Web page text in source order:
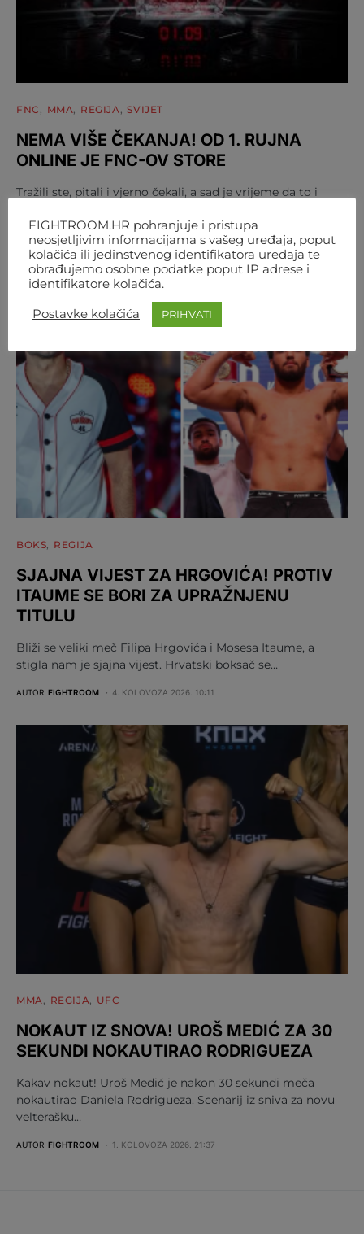
FNC MMA REGIJA SVIJET
NEMA VIŠE ČEKANJA! OD 1. RUJNA
ONLINE JE FNC-OV STORE
Tražili ste, pitali i vjerno čekali, a sad je vrijeme da to i
AUTOR FIGHTROOM 4. KOLOVOZA 2026. 12:07
BOKS REGIJA
SJAJNA VIJEST ZA HRGOVIĆA! PROTIV
ITAUME SE BORI ZA UPRAŽNJENU
TITULU
Bliži se veliki meč Filipa Hrgovića i Mosesa Itaume, a
stigla nam je sjajna vijest. Hrvatski boksač se…
AUTOR FIGHTROOM 4. KOLOVOZA 2026. 10:11
MMA REGIJA UFC
NOKAUT IZ SNOVA! UROŠ MEDIĆ ZA 30
SEKUNDI NOKAUTIRAO RODRIGUEZA
Kakav nokaut! Uroš Medić je nakon 30 sekundi meča
nokautirao Daniela Rodrigueza. Scenarij iz sniva za novu
velterašku…
AUTOR FIGHTROOM 1. KOLOVOZA 2026. 21:37
FIGHTROOM.HR pohranjuje i pristupa
neosjetljivim informacijama s vašeg uređaja, poput
kolačića ili jedinstvenog identifikatora uređaja te
obrađujemo osobne podatke poput IP adrese i
identifikatore kolačića.
Postavke kolačića PRIHVATI